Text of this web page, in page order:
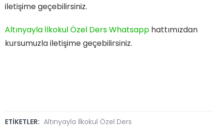
iletişime geçebilirsiniz.
Altınyayla İlkokul Özel Ders Whatsapp hattımızdan
kursumuzla iletişime geçebilirsiniz.
ETİKETLER: Altınyayla İlkokul Özel Ders